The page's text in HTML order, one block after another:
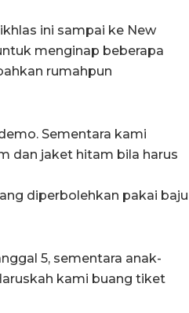
ini sampai ke New
menginap beberapa
rumahpun
Sementara kami
dan jaket hitam bila harus
diperbolehkan pakai baju
5, sementara anak-
kami buang tiket